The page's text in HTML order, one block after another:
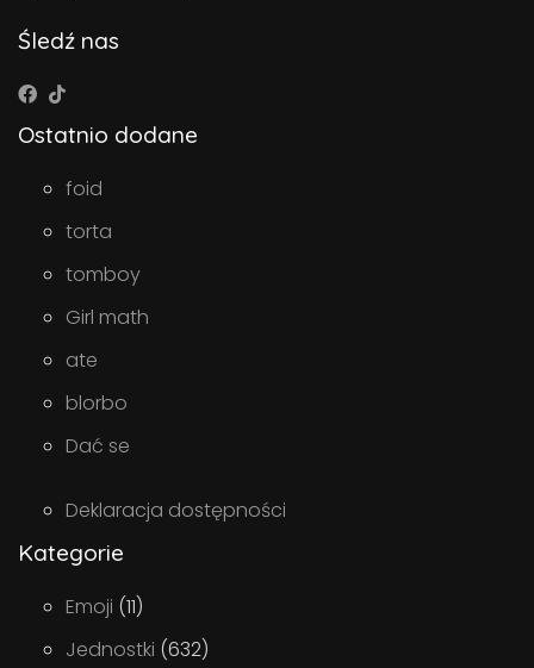
Śledź nas
Ostatnio dodane
foid
torta
tomboy
Girl math
ate
blorbo
Dać se
Deklaracja dostępności
Kategorie
Emoji (11)
Jednostki (632)